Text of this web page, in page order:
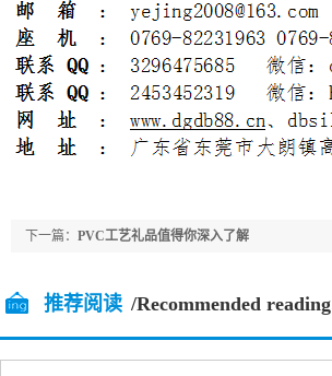
下一篇： PVC工艺礼品值得你深入了解
推荐阅读 /Recommended reading